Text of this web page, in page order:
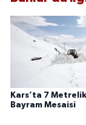
Kars’ta 7
Bayram Mesaisi